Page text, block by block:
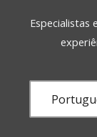
Especialistas